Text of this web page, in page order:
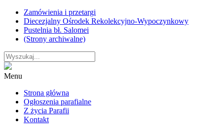
Skip
content
Zamówienia i przetargi
Diecezjalny Ośrodek Rekolekcyjno-Wypoczynkowy
Pustelnia bł. Salomei
(Strony archiwalne)
Menu
Strona główna
Ogłoszenia parafialne
Z życia Parafii
Kontakt